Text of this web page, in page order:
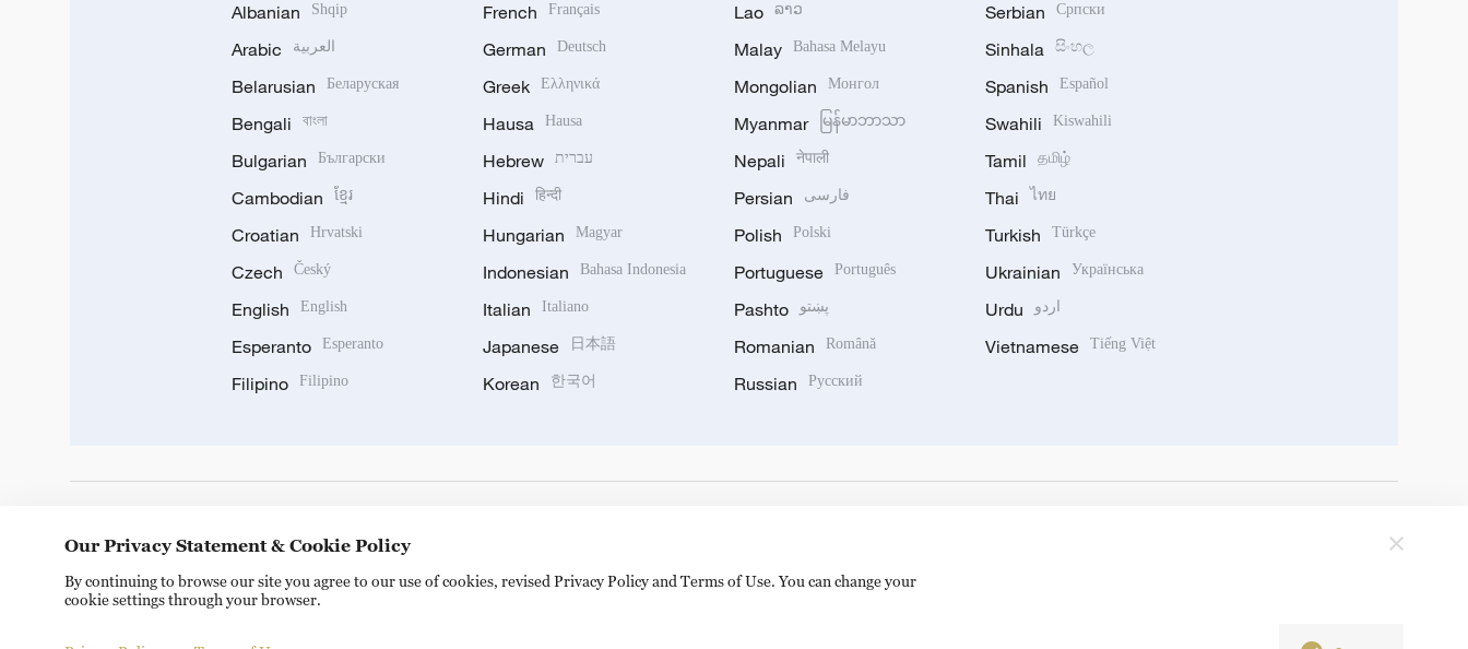
Albanian Shqip
Arabic العربية
Belarusian Беларуская
Bengali বাংলা
Bulgarian Български
Cambodian ខ្មែរ
Croatian Hrvatski
Czech Český
English English
Esperanto Esperanto
Filipino Filipino
French Français
German Deutsch
Greek Ελληνικά
Hausa Hausa
Hebrew עברית
Hindi हिन्दी
Hungarian Magyar
Indonesian Bahasa Indonesia
Italian Italiano
Japanese 日本語
Korean 한국어
Lao ລາວ
Malay Bahasa Melayu
Mongolian Монгол
Myanmar မြန်မာဘာသာ
Nepali नेपाली
Persian فارسی
Polish Polski
Portuguese Português
Pashto پښتو
Romanian Română
Russian Русский
Serbian Српски
Sinhala සිංහල
Spanish Español
Swahili Kiswahili
Tamil தமிழ்
Thai ไทย
Turkish Türkçe
Ukrainian Українська
Urdu اردو
Vietnamese Tiếng Việt
Our Privacy Statement & Cookie Policy
By continuing to browse our site you agree to our use of cookies, revised Privacy Policy and Terms of Use. You can change your
cookie settings through your browser.